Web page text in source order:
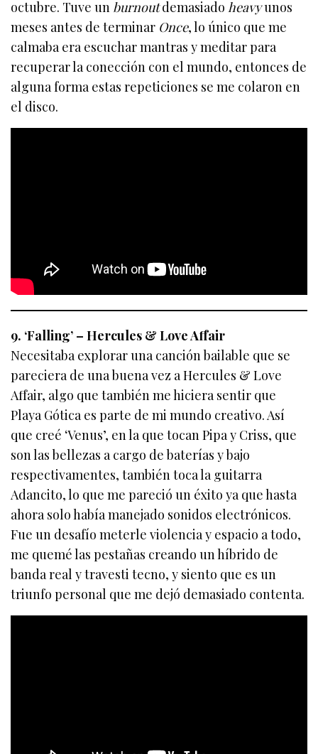
octubre. Tuve un burnoutdemasiadoheavyunos
meses antes de terminar Once, lo único que me
calmaba era escuchar mantras y meditar para
recuperar la conección con el mundo, entonces de
alguna forma estas repeticiones se me colaron en
el disco.
9. ‘Falling’ – Hercules & Love Affair
Necesitaba explorar una canción bailable que se
pareciera de una buena vez a Hercules & Love
Affair, algo que también me hiciera sentir que
Playa Gótica es parte de mi mundo creativo. Así
que creé ‘Venus’, en la que tocan Pipa y Criss, que
son las bellezas a cargo de baterías y bajo
respectivamentes, también toca la guitarra
Adancito, lo que me pareció un éxito ya que hasta
ahora solo había manejado sonidos electrónicos.
Fue un desafío meterle violencia y espacio a todo,
me quemé las pestañas creando un híbrido de
banda real y travesti tecno, y siento que es un
triunfo personal que me dejó demasiado contenta.